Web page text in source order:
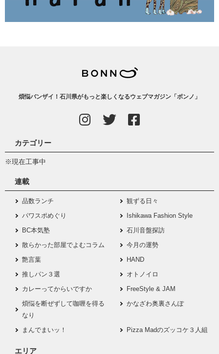
煩悩バンザイ！石川県がもっと楽しくなるウェブマガジン「ボンノ」
カテゴリー
※現在工事中
連載
品数ランチ
観ずる日々
パワスポめぐり
Ishikawa Fashion Style
BC本気塾
石川音盤探訪
散らかった部屋でよむコラム
今月の運勢
艶言葉
HAND
推しパン３選
オトノイロ
カレーってからいですか
FreeStyle & JAM
煩悩を断ぜずして咖喱を得る
なり
かなざわ奥裏さんぽ
まんでまいッ！ Pizza Madのズッコケ３人組
エリア